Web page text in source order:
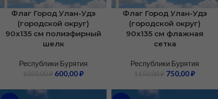
Флаг Город Улан-Удэ
(городской округ)
90х135 см полиэфирный
шелк
Республики Бурятия
1050,00₽ 600,00₽
Флаг Город Улан-Удэ
(городской округ)
90х135 см флажная
сетка
Республики Бурятия
1150,00₽ 750,00₽